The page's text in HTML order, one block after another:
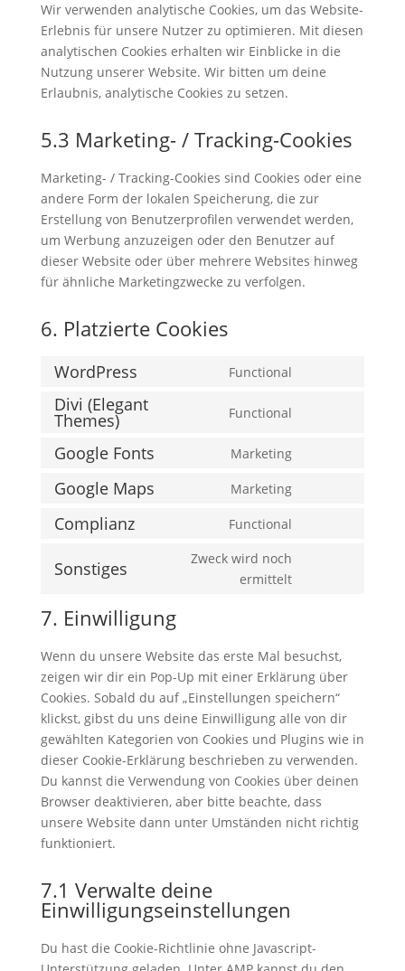
Wir verwenden analytische Cookies, um das Website-
Erlebnis für unsere Nutzer zu optimieren. Mit diesen
analytischen Cookies erhalten wir Einblicke in die
Nutzung unserer Website. Wir bitten um deine
Erlaubnis, analytische Cookies zu setzen.
5.3 Marketing- / Tracking-Cookies
Marketing- / Tracking-Cookies sind Cookies oder eine
andere Form der lokalen Speicherung, die zur
Erstellung von Benutzerprofilen verwendet werden,
um Werbung anzuzeigen oder den Benutzer auf
dieser Website oder über mehrere Websites hinweg
für ähnliche Marketingzwecke zu verfolgen.
6. Platzierte Cookies
WordPress Functional
Divi (Elegant
Themes) Functional
Google Fonts Marketing
Google Maps Marketing
Complianz Functional
Sonstiges
Zweck wird noch
ermittelt
7. Einwilligung
Wenn du unsere Website das erste Mal besuchst,
zeigen wir dir ein Pop-Up mit einer Erklärung über
Cookies. Sobald du auf „Einstellungen speichern“
klickst, gibst du uns deine Einwilligung alle von dir
gewählten Kategorien von Cookies und Plugins wie in
dieser Cookie-Erklärung beschrieben zu verwenden.
Du kannst die Verwendung von Cookies über deinen
Browser deaktivieren, aber bitte beachte, dass
unsere Website dann unter Umständen nicht richtig
funktioniert.
7.1 Verwalte deine
Einwilligungseinstellungen
Du hast die Cookie-Richtlinie ohne Javascript-